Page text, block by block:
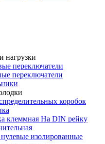
нагрузки
переключатели
переключатели
коробок
клеммная На DIN рейку
изолированные